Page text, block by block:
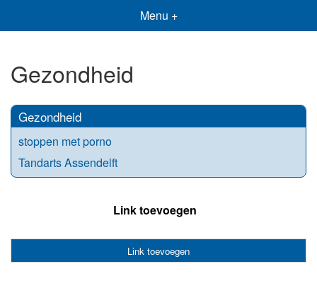
Menu +
Gezondheid
Gezondheid
stoppen met porno
Tandarts Assendelft
Link toevoegen
Link toevoegen